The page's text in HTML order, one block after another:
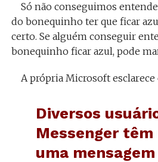
Só não conseguimos
do bonequinho ter que ficar
certo. Se alguém conseguir
bonequinho ficar azul, pode
A própria Microsoft esclarece
Diversos
Messenger
uma mensagem